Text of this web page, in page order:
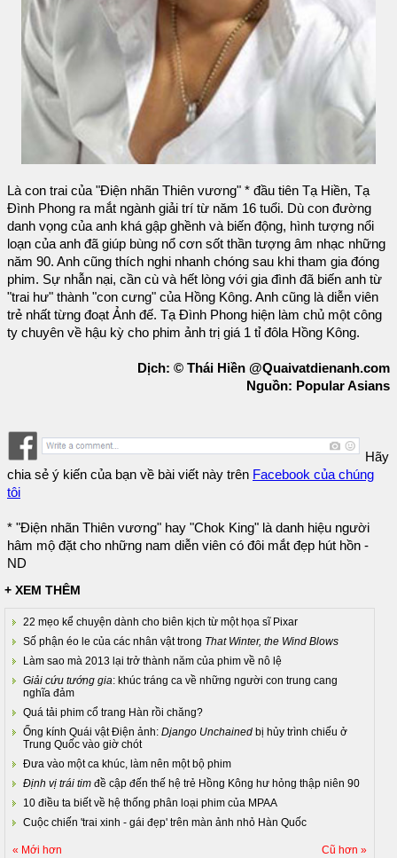
Là con trai của "Điện nhãn Thiên vương" * đầu tiên Tạ Hiền, Tạ
Đình Phong ra mắt ngành giải trí từ năm 16 tuổi. Dù con đường
danh vọng của anh khá gập ghềnh và biến động, hình tượng nổi
loạn của anh đã giúp bùng nổ cơn sốt thần tượng âm nhạc những
năm 90. Anh cũng thích nghi nhanh chóng sau khi tham gia đóng
phim. Sự nhẫn nại, cần cù và hết lòng với gia đình đã biến anh từ
"trai hư" thành "con cưng" của Hồng Kông. Anh cũng là diễn viên
trẻ nhất từng đoạt Ảnh đế. Tạ Đình Phong hiện làm chủ một công
ty chuyên về hậu kỳ cho phim ảnh trị giá 1 tỉ đôla Hồng Kông.
Dịch: © Thái Hiền @Quaivatdienanh.com
Nguồn: Popular Asians
Hãy
chia sẻ ý kiến của bạn về bài viết này trên Facebook của chúng
tôi
* "Điện nhãn Thiên vương" hay "Chok King" là danh hiệu người
hâm mộ đặt cho những nam diễn viên có đôi mắt đẹp hút hồn -
ND
+ XEM THÊM
22 mẹo kể chuyện dành cho biên kịch từ một họa sĩ Pixar
Số phận éo le của các nhân vật trong That Winter, the Wind Blows
Làm sao mà 2013 lại trở thành năm của phim về nô lệ
Giải cứu tướng gia: khúc tráng ca về những người con trung cang
nghĩa đảm
Quá tải phim cổ trang Hàn rồi chăng?
Ống kính Quái vật Điện ảnh: Django Unchained bị hủy trình chiếu ở
Trung Quốc vào giờ chót
Đưa vào một ca khúc, làm nên một bộ phim
Định vị trái tim đề cập đến thế hệ trẻ Hồng Kông hư hỏng thập niên 90
10 điều ta biết về hệ thống phân loại phim của MPAA
Cuộc chiến 'trai xinh - gái đẹp' trên màn ảnh nhỏ Hàn Quốc
« Mới hơn Cũ hơn »